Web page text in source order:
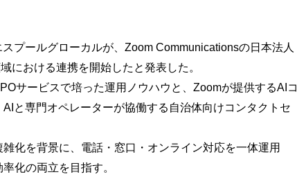
プールグローカルが、Zoom Communicationsの日本法人
における連携を開始したと発表した。
サービスで培った運用ノウハウと、Zoomが提供するAIコ
と専門オペレーターが協働する自治体向けコンタクトセ
化を背景に、電話・窓口・オンライン対応を一体運用
化の両立を目指す。